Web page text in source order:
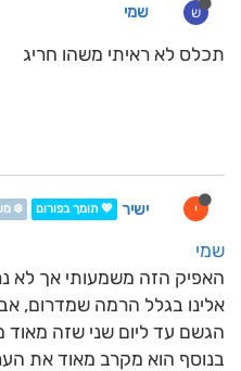
ש שמי
תכלס לא ראיתי משהו חריג
י ישיר 💖 תומך בפורום ❄️
שמי
האפיק הזה משמעותי אך לא
אלינו בגלל הרמה שמדרום,
הגשם עד ליום שני שזה מאוד
בנוסף הוא מקרב מאוד את